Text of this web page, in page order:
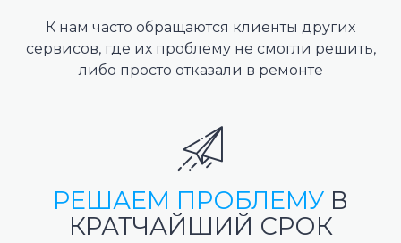
К нам часто обращаются клиенты других
сервисов, где их проблему не смогли решить,
либо просто отказали в ремонте
РЕШАЕМ ПРОБЛЕМУ В
КРАТЧАЙШИЙ СРОК